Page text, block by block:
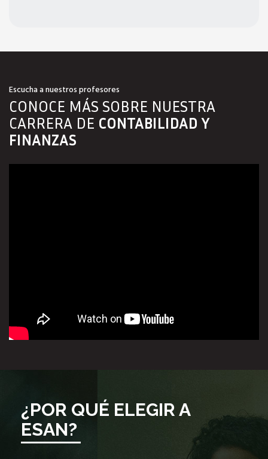
Escucha a nuestros profesores
CONOCE MÁS SOBRE NUESTRA
CARRERA DE CONTABILIDAD Y
FINANZAS
¿POR QUÉ ELEGIR A
ESAN?